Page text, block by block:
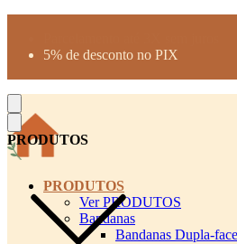
5% de desconto no PIX
PRODUTOS
PRODUTOS
Ver PRODUTOS
Bandanas
Bandanas Dupla-face